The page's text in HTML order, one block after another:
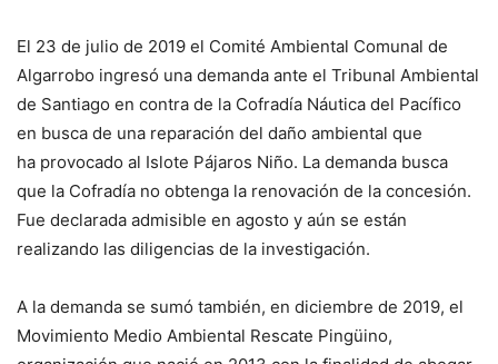
El 23 de julio de 2019 el Comité Ambiental Comunal de
Algarrobo ingresó una demanda ante el Tribunal Ambiental
de Santiago en contra de la Cofradía Náutica del Pacífico
en busca de una reparación del daño ambiental que
ha provocado al Islote Pájaros Niño. La demanda busca
que la Cofradía no obtenga la renovación de la concesión.
Fue declarada admisible en agosto y aún se están
realizando las diligencias de la investigación.
A la demanda se sumó también, en diciembre de 2019, el
Movimiento Medio Ambiental Rescate Pingüino,